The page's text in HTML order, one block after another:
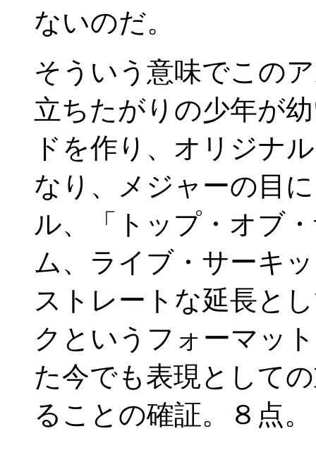
ないのだ。
そういう意味でこの
立ちたがりの少年が
ドを作り、オリジナ
なり、メジャーの目
ル、「トップ・オブ
ム、ライブ・サーキ
ストレートな延長と
クというフォーマッ
た今でも表現として
ることの確証。８点。